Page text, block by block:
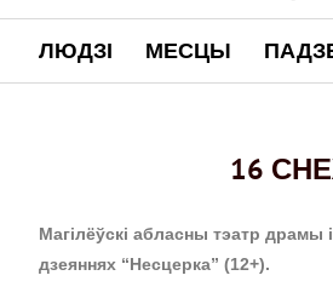
ЛЮДЗІ МЕСЦЫ
16
Магілёўскі абласны тэатр драмы
дзеяннях “Несцерка” (12+).